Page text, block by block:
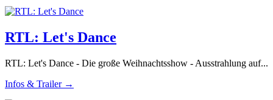
RTL: Let's Dance
RTL: Let's Dance - Die große Weihnachtsshow - Ausstrahlung auf...
Infos & Trailer →